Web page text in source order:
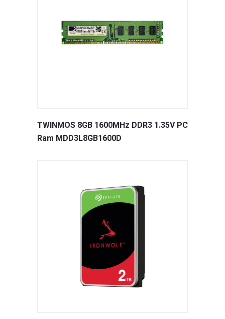
TWINMOS 8GB 1600MHz DDR3 1.35V PC
Ram MDD3L8GB1600D